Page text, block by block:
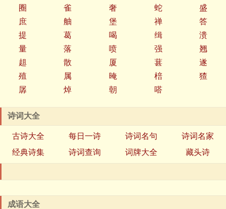
圈
雀 奢 蛇
盛
庶
舳 堡 禅
答
提
葛 喝 缉
溃
量
落 喷 强
翘
趄
散 厦 葚
遂
殖
属 晻 棓
猹
孱
焯 朝 嗒
诗词大全
古诗大全 每日一诗 诗词名句
诗词名家
经典诗集
诗词查询 词牌大全 藏头诗
成语大全